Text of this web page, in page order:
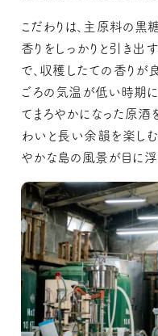
こだわりは、主原料の
香りをしっかりと引き出
で、収穫したての香りが
ごろの気温が低い時期
てまろやかになった原酒
わいと長い余韻を楽しむ
やかな島の風景が目に浮